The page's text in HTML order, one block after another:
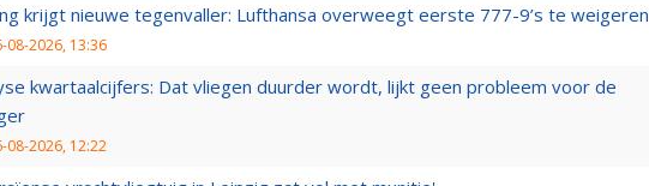
krijgt nieuwe tegenvaller: Lufthansa overweegt eerste 777-9’s te weigeren
08-2026, 13:36
kwartaalcijfers: Dat vliegen duurder wordt, lijkt geen probleem voor de
08-2026, 12:22